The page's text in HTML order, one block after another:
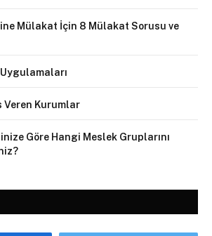
Mülakat İçin 8 Mülakat Sorusu ve
Veren Kurumlar
Göre Hangi Meslek Gruplarını